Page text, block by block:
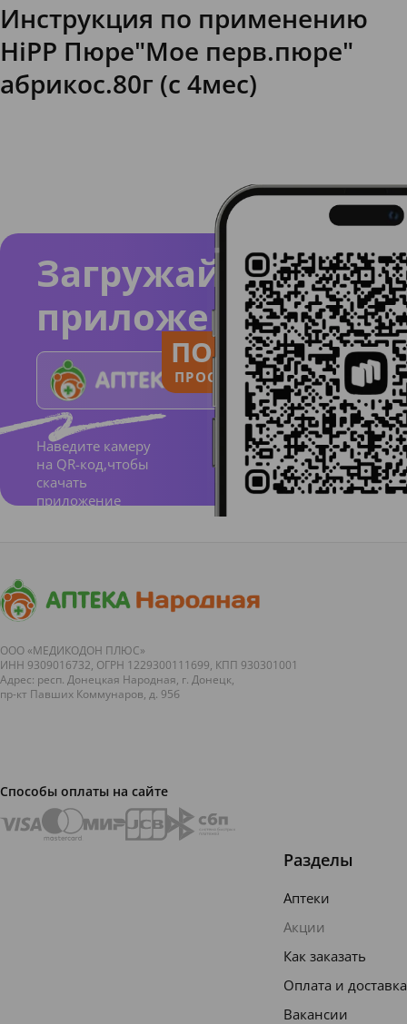
Инструкция по применению
HiPP Пюре"Мое перв.пюре"
абрикос.80г (с 4мес)
Загружайте
приложение
Наведите камеру
на QR-код,чтобы
скачать
приложение
ПОЛЬЗУЙСЯ
ПРОСТО И ПОНЯТНО
ООО «МЕДИКОДОН ПЛЮС»
ИНН 9309016732, ОГРН 1229300111699, КПП 930301001
Адрес: респ. Донецкая Народная, г. Донецк,
пр-кт Павших Коммунаров, д. 95б
Способы оплаты на сайте
Разделы
Аптеки
Акции
Как заказать
Оплата и доставка
Вакансии